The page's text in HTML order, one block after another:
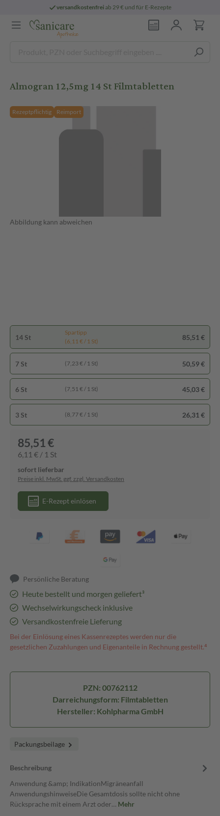
versandkostenfreiab 29 € und für E-Rezepte
Almogran 12,5mg 14 St Filmtabletten
Rezeptpflichtig Reimport
Abbildung kann abweichen
14 St
Spartipp
(6,11 € / 1 St)
85,51 €
7 St (7,23 € / 1 St) 50,59 €
6 St (7,51 € / 1 St) 45,03 €
3 St (8,77 € / 1 St) 26,31 €
85,51 €
6,11 € / 1 St
sofort lieferbar
Preise inkl. MwSt. ggf. zzgl. Versandkosten
E-Rezept einlösen
Persönliche Beratung
Heute bestellt und morgen geliefert³
Wechselwirkungscheck inklusive
Versandkostenfreie Lieferung
Bei der Einlösung eines Kassenrezeptes werden nur die
gesetzlichen Zuzahlungen und Eigenanteile in Rechnung gestellt.⁴
PZN: 00762112
Darreichungsform: Filmtabletten
Hersteller: Kohlpharma GmbH
Packungsbeilage
Beschreibung
Anwendung &amp; IndikationMigräneanfall
AnwendungshinweiseDie Gesamtdosis sollte nicht ohne
Rücksprache mit einem Arzt oder… Mehr